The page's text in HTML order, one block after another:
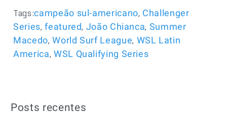
Tags:campeão sul-americano, Challenger
Series,featured, João Chianca, Summer
Macedo,World Surf League, WSL Latin
America, WSL Qualifying Series
Posts recentes